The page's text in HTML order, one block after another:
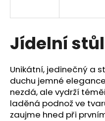
Jídelní
Unikátní, jedinečný a
duchu jemné
nezdá, ale vydrží
laděná podnož ve
zaujme hned při
t
?